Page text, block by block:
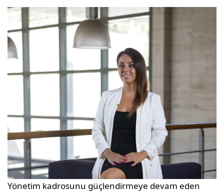
Yönetim kadrosunu güçlendirmeye devam eden